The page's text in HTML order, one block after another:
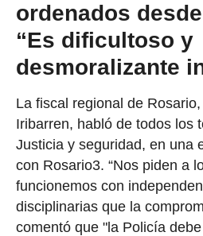
ordenados
“Es dificultoso y
desmoralizante
La fiscal regional de
Iribarren, habló de todos los
Justicia y seguridad, en una
con Rosario3. “Nos piden a
funcionemos con
disciplinarias que la
comentó que "la Policía